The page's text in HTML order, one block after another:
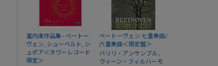
室内楽作品集 - ベートー
ヴェン, シューベルト, シ
ュポア＜タワーレコード
限定＞
ベートーヴェン:七重奏曲/
六重奏曲＜限定盤＞
バリリ・アンサンブル、
ウィーン・フィルハーモ